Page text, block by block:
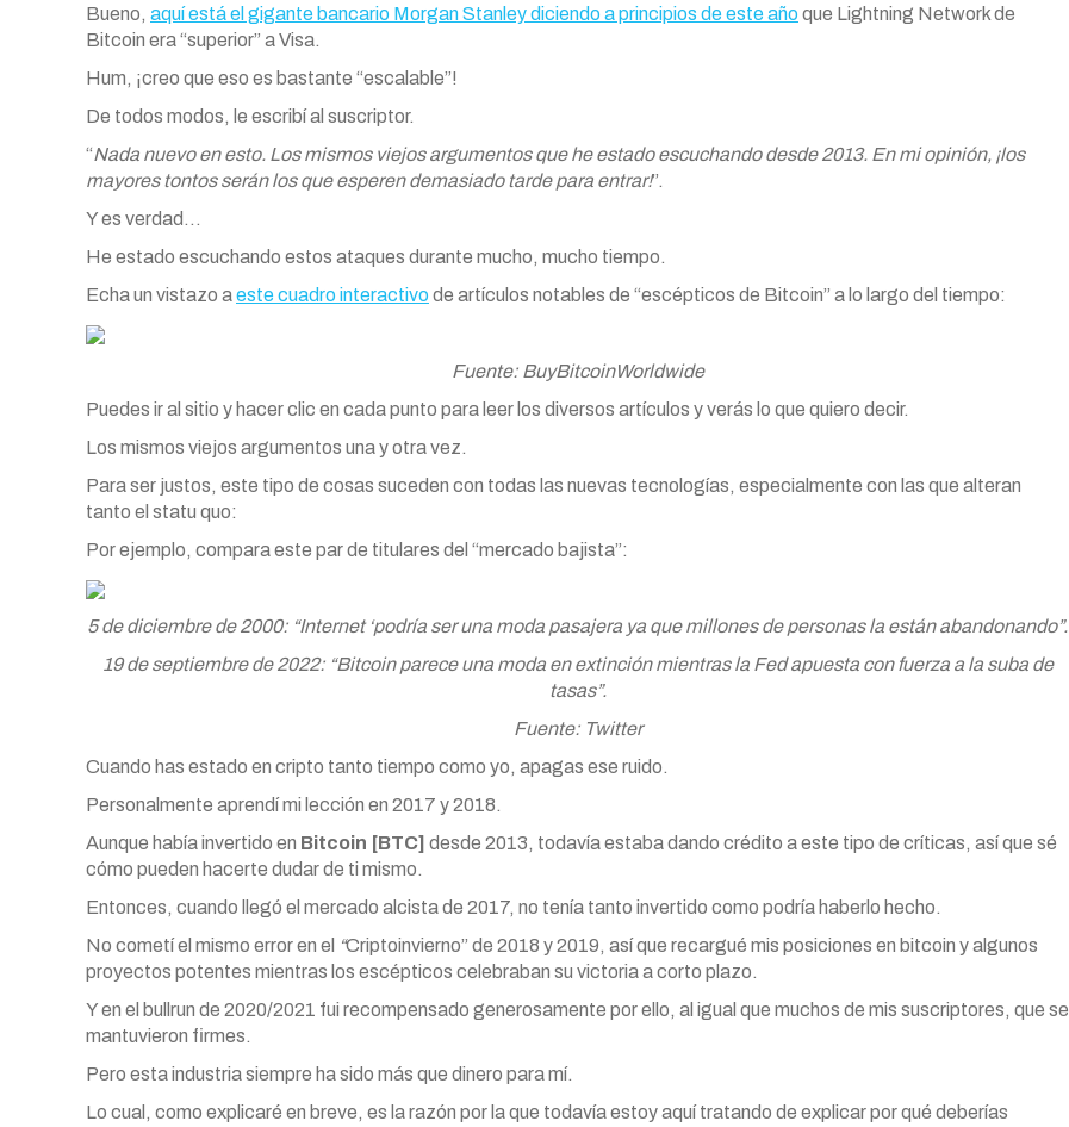
Bueno, aquí está el gigante bancario Morgan Stanley diciendo a principios de este año que Lightning Network de
Bitcoin era “superior” a Visa.
Hum, ¡creo que eso es bastante “escalable”!
De todos modos, le escribí al suscriptor.
“Nada nuevo en esto. Los mismos viejos argumentos que he estado escuchando desde 2013. En mi opinión, ¡los
mayores tontos serán los que esperen demasiado tarde para entrar!”.
Y es verdad…
He estado escuchando estos ataques durante mucho, mucho tiempo.
Echa un vistazo aeste cuadro interactivo de artículos notables de “escépticos de Bitcoin” a lo largo del tiempo:
Fuente: BuyBitcoinWorldwide
Puedes ir al sitio y hacer clic en cada punto para leer los diversos artículos y verás lo que quiero decir.
Los mismos viejos argumentos una y otra vez.
Para ser justos, este tipo de cosas suceden con todas las nuevas tecnologías, especialmente con las que alteran
tanto el statu quo:
Por ejemplo, compara este par de titulares del “mercado bajista”:
5 de diciembre de 2000: “Internet ‘podría ser una moda pasajera ya que millones de personas la están abandonando”.
19 de septiembre de 2022: “Bitcoin parece una moda en extinción mientras la Fed apuesta con fuerza a la suba de
tasas”.
Fuente: Twitter
Cuando has estado en cripto tanto tiempo como yo, apagas ese ruido.
Personalmente aprendí mi lección en 2017 y 2018.
Aunque había invertido en Bitcoin [BTC] desde 2013, todavía estaba dando crédito a este tipo de críticas, así que sé
cómo pueden hacerte dudar de ti mismo.
Entonces, cuando llegó el mercado alcista de 2017, no tenía tanto invertido como podría haberlo hecho.
No cometí el mismo error en el “Criptoinvierno” de 2018 y 2019, así que recargué mis posiciones en bitcoin y algunos
proyectos potentes mientras los escépticos celebraban su victoria a corto plazo.
Y en el bullrun de 2020/2021 fui recompensado generosamente por ello, al igual que muchos de mis suscriptores, que se
mantuvieron firmes.
Pero esta industria siempre ha sido más que dinero para mí.
Lo cual, como explicaré en breve, es la razón por la que todavía estoy aquí tratando de explicar por qué deberías